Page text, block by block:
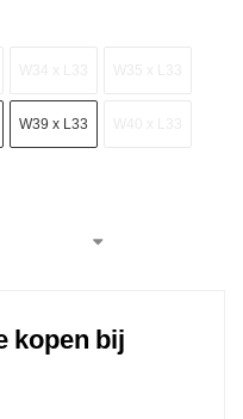
W39 x L33
kopen bij